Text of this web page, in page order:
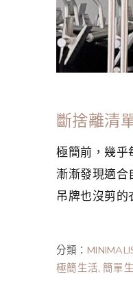
斷捨離清
極簡前，幾乎
漸漸發現適
吊牌也沒剪
分類：
極簡生活, 簡單